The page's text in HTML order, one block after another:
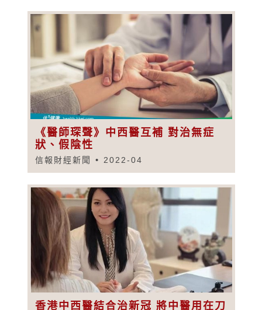
《醫師琛聲》中西醫互補 對治無症
狀、假陰性
信報財經新聞 2022-04
香港中西醫結合治新冠 將中醫用在刀